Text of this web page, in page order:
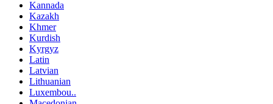
Kannada
Kazakh
Khmer
Kurdish
Kyrgyz
Latin
Latvian
Lithuanian
Luxembou..